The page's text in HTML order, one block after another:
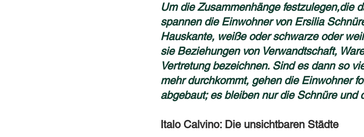
Um die Zusammenhänge festzulegen,die
spannen die Einwohner von Ersilia
Hauskante, weiße oder schwarze oder
sie Beziehungen von Verwandtschaft,
Vertretung bezeichnen. Sind es dann so
mehr durchkommt, gehen die Einwohner
abgebaut; es bleiben nur die Schnüre und
Italo Calvino: Die unsichtbaren Städte